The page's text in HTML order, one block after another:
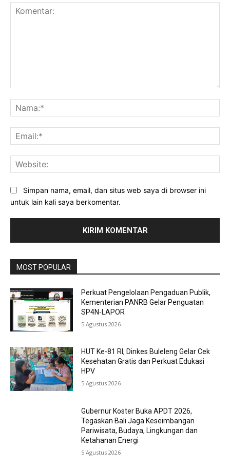
Simpan nama, email, dan situs web saya di browser ini
untuk lain kali saya berkomentar.
MOST POPULAR
Perkuat Pengelolaan Pengaduan Publik,
Kementerian PANRB Gelar Penguatan
SP4N-LAPOR
5 Agustus 2026
HUT Ke-81 RI, Dinkes Buleleng Gelar Cek
Kesehatan Gratis dan Perkuat Edukasi
HPV
5 Agustus 2026
Gubernur Koster Buka APDT 2026,
Tegaskan Bali Jaga Keseimbangan
Pariwisata, Budaya, Lingkungan dan
Ketahanan Energi
5 Agustus 2026